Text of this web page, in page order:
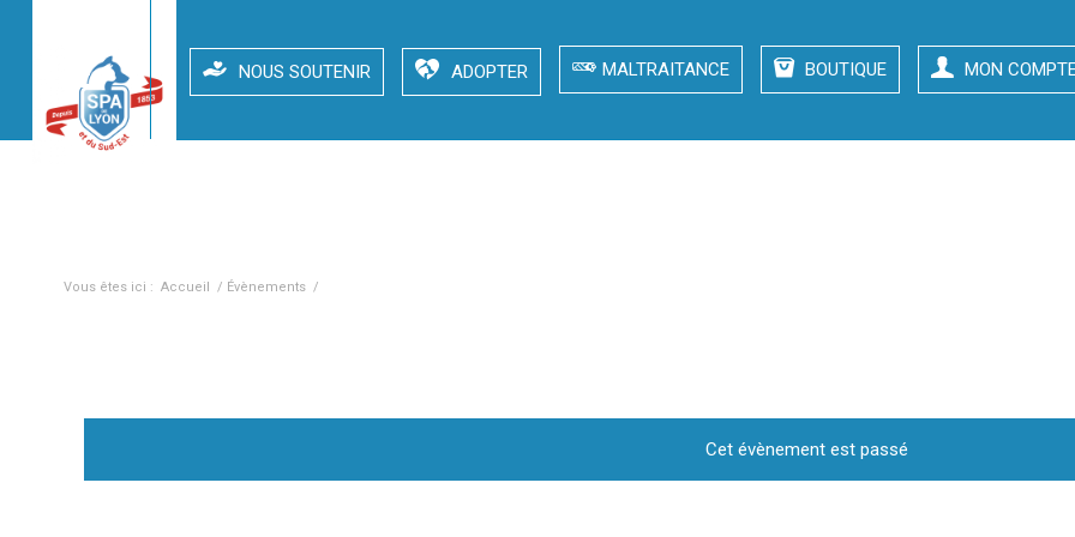
NOUS SOUTENIR ADOPTER MALTRAITANCE BOUTIQUE MON
Vous êtes ici : Accueil / Évènements /
Cet évènement est passé